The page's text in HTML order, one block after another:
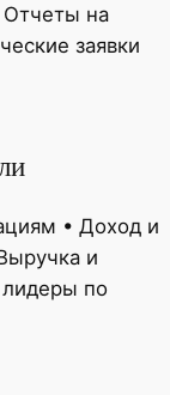
Отчеты на
заявки
• Доход и
и
лидеры по